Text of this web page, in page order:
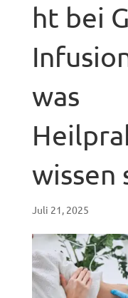
ht bei
was
wissen
Juli 21, 2025